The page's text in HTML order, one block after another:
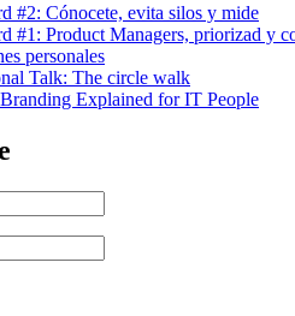
#2: Cónocete, evita silos y mide
#1: Product Managers, priorizad y
personales
Talk: The circle walk
Explained for IT People